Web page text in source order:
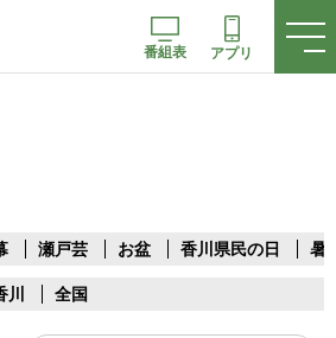
番組表 アプリ
瀬戸芸 お盆 香川県民の日 暑
川 全国